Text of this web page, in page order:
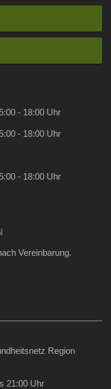
- 18:00 Uhr
- 18:00 Uhr
- 18:00 Uhr
Vereinbarung.
Region
21:00 Uhr